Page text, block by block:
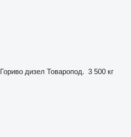
Гориво дизел Товаропод. 3 500 кг